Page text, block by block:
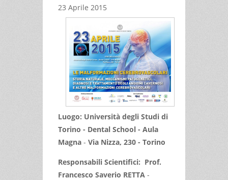
23 Aprile 2015
Luogo: Università degli Studi di
Torino - Dental School - Aula
Magna - Via Nizza, 230 - Torino
Responsabili Scientifici: Prof.
Francesco Saverio RETTA -